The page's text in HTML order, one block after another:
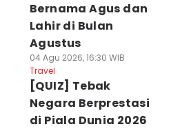
Bernama Agus dan
Lahir di Bulan
Agustus
04 Agu 2026, 16:30 WIB
Travel
[QUIZ] Tebak
Negara Berprestasi
di Piala Dunia 2026